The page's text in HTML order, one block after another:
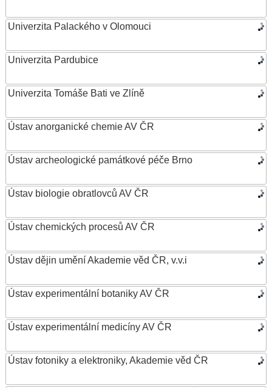
Univerzita Palackého v Olomouci
Univerzita Pardubice
Univerzita Tomáše Bati ve Zlíně
Ústav anorganické chemie AV ČR
Ústav archeologické památkové péče Brno
Ústav biologie obratlovců AV ČR
Ústav chemických procesů AV ČR
Ústav dějin umění Akademie věd ČR, v.v.i
Ústav experimentální botaniky AV ČR
Ústav experimentální medicíny AV ČR
Ústav fotoniky a elektroniky, Akademie věd ČR